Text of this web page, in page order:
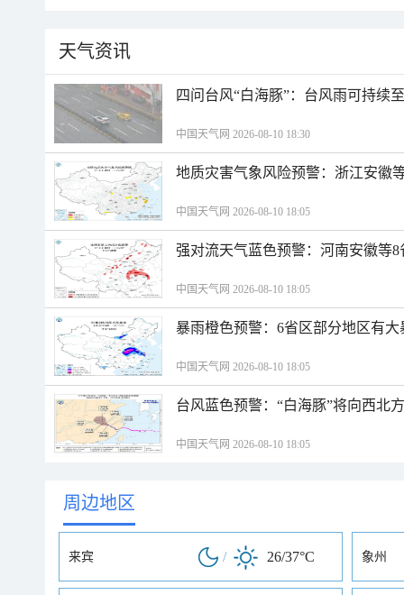
天气资讯
四问台风“白海豚”：台风雨可持续
中国天气网 2026-08-10 18:30
地质灾害气象风险预警：浙江安徽
中国天气网 2026-08-10 18:05
强对流天气蓝色预警：河南安徽等
中国天气网 2026-08-10 18:05
暴雨橙色预警：6省区部分地区有
中国天气网 2026-08-10 18:05
台风蓝色预警：“白海豚”将向西北
中国天气网 2026-08-10 18:05
周边地区
来宾 / 26/37°C 象州